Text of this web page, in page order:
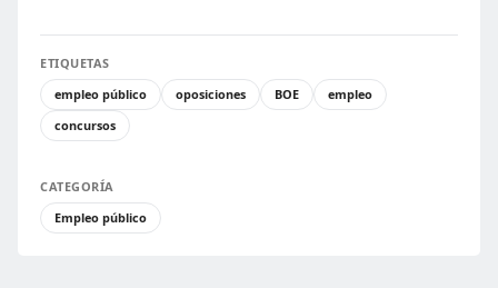
ETIQUETAS
empleo público
oposiciones BOE
empleo
concursos
CATEGORÍA
Empleo público